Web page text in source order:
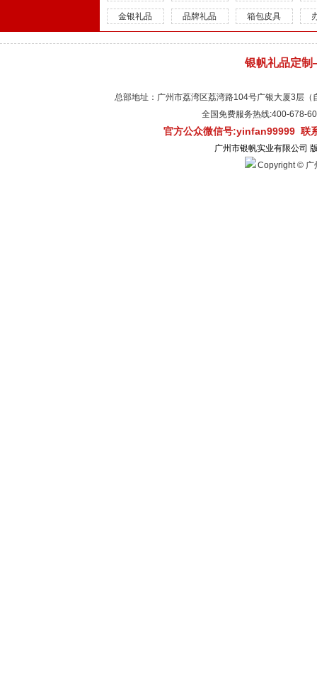
金银礼品 品牌礼品 箱包皮具
银帆礼品定
总部地址：广州市荔湾区荔湾路104号广银大厦3层
全国免费服务热线:400-
官方公众微信号:yinfan99999 联
广州市银帆实业有限公司
Copyright © 广